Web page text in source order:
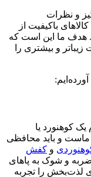
و نظرات
باکیفیت از
هدف ما این است که
و بیشتری را
کوهنورد یا
و باید محافظی
و کفش
و شوک به پاهای
لذت‌بخش را تجربه